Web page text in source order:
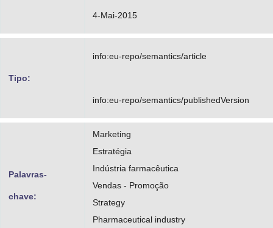
4-Mai-2015
Tipo:
info:eu-repo/semantics/article
info:eu-repo/semantics/publishedVersion
Palavras-
chave:
Marketing
Estratégia
Indústria farmacêutica
Vendas - Promoção
Strategy
Pharmaceutical industry